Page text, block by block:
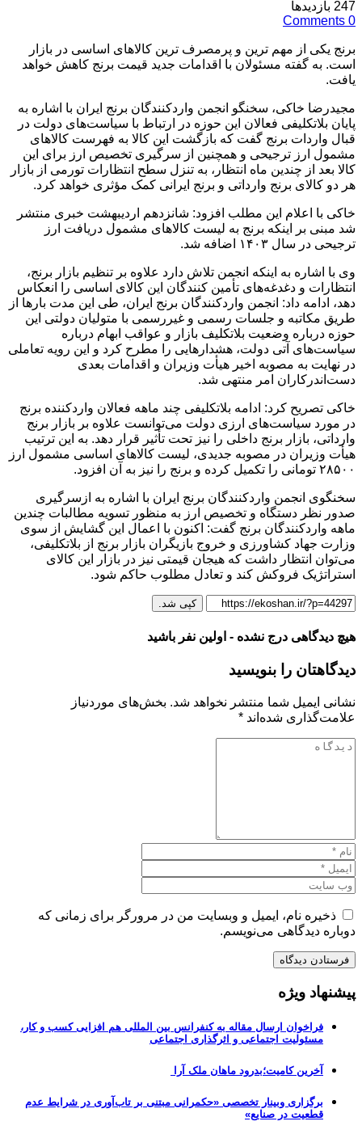
247 بازدیدها
0
Comments
برنج یکی از مهم ترین و پرمصرف ترین کالاهای اساسی در بازار
است. به گفته مسئولان با اقدامات جدید قیمت برنج کاهش خواهد
یافت.
مجیدرضا خاکی، سخنگو انجمن واردکنندگان برنج ایران با اشاره به
پایان بلاتکلیفی فعالان این حوزه در ارتباط با سیاست‌های دولت در
قبال واردات برنج گفت که بازگشت این کالا به فهرست کالاهای
مشمول ارز ترجیحی و همچنین از سرگیری تخصیص ارز برای این
کالا بعد از چندین ماه انتظار، به تنزل سطح انتظارات تورمی از بازار
هر دو کالای برنج وارداتی و برنج ایرانی کمک مؤثری خواهد کرد.
خاکی با اعلام این مطلب افزود: شانزدهم اردیبهشت خبری منتشر
شد مبنی بر اینکه برنج به لیست کالاهای مشمول دریافت ارز
ترجیحی در سال ۱۴۰۳ اضافه شد.
وی با اشاره به اینکه انجمن تلاش دارد علاوه بر تنظیم بازار برنج،
انتظارات و دغدغه‌های تأمین کنندگان این کالای اساسی را انعکاس
دهد، ادامه داد: انجمن واردکنندگان برنج ایران، طی این مدت بارها از
طریق مکاتبه و جلسات رسمی و غیررسمی با متولیان دولتی این
حوزه درباره وضعیت بلاتکلیف بازار و عواقب ابهام درباره
سیاست‌های آتی دولت، هشدارهایی را مطرح کرد و این رویه تعاملی
در نهایت به مصوبه اخیر هیأت وزیران و اقدامات بعدی
دست‌اندرکاران امر منتهی شد.
خاکی تصریح کرد: ادامه بلاتکلیفی چند ماهه فعالان واردکننده برنج
در مورد سیاست‌های ارزی دولت می‌توانست علاوه بر بازار برنج
وارداتی، بازار برنج داخلی را نیز تحت تأثیر قرار دهد. به این ترتیب
هیأت وزیران در مصوبه جدیدی، لیست کالاهای اساسی مشمول ارز
۲۸۵۰۰ تومانی را تکمیل کرده و برنج را نیز به آن افزود.
سخنگوی انجمن واردکنندگان برنج ایران با اشاره به ازسرگیری
صدور نظر دستگاه و تخصیص ارز به منظور تسویه مطالبات چندین
ماهه واردکنندگان برنج گفت: اکنون با اعمال این گشایش از سوی
وزارت جهاد کشاورزی و خروج بازیگران بازار برنج از بلاتکلیفی،
می‌توان انتظار داشت که هیجان قیمتی نیز در بازار این کالای
استراتژیک فروکش کند و تعادل مطلوب حاکم شود.
کپی شد.
هیچ دیدگاهی درج نشده - اولین نفر باشید
دیدگاهتان را بنویسید
نشانی ایمیل شما منتشر نخواهد شد. بخش‌های موردنیاز
علامت‌گذاری شده‌اند *
ذخیره نام، ایمیل و وبسایت من در مرورگر برای زمانی که
دوباره دیدگاهی می‌نویسم.
پیشنهاد ویژه
فراخوان ارسال مقاله به کنفرانس بین المللی هم افزایی کسب و کار،
مسئولیت اجتماعی و اثرگذاری اجتماعی
آخرین کامیت؛بدرود ماهان ملک آرا
برگزاری وبینار تخصصی «حکمرانی مبتنی بر تاب‌آوری در شرایط عدم
قطعیت در صنایع»